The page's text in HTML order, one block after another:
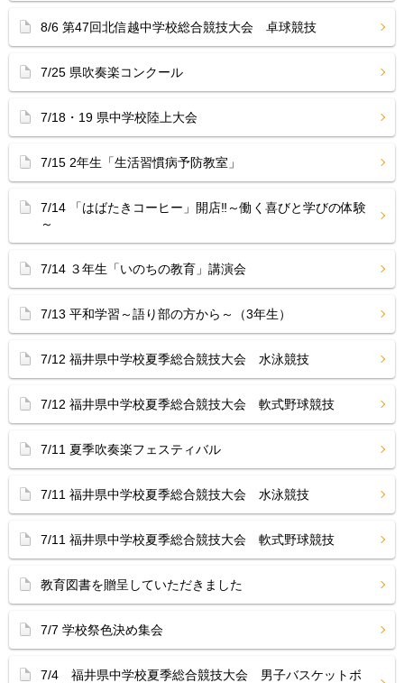
8/6 第47回北信越中学校総合競技大会 卓球競技
7/25 県吹奏楽コンクール
7/18・19 県中学校陸上大会
7/15 2年生「生活習慣病予防教室」
7/14 「はばたきコーヒー」開店‼︎～働く喜びと学びの体験
～
7/14 ３年生「いのちの教育」講演会
7/13 平和学習～語り部の方から～（3年生）
7/12 福井県中学校夏季総合競技大会 水泳競技
7/12 福井県中学校夏季総合競技大会 軟式野球競技
7/11 夏季吹奏楽フェスティバル
7/11 福井県中学校夏季総合競技大会 水泳競技
7/11 福井県中学校夏季総合競技大会 軟式野球競技
教育図書を贈呈していただきました
7/7 学校祭色決め集会
7/4 福井県中学校夏季総合競技大会 男子バスケットボ